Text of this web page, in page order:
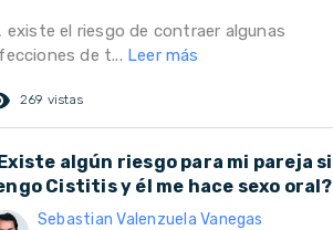
existe el riesgo de contraer algunas
de t... Leer más
269 vistas
algún riesgo para mi pareja si
Cistitis y él me hace sexo oral?
Sebastian Valenzuela Vanegas